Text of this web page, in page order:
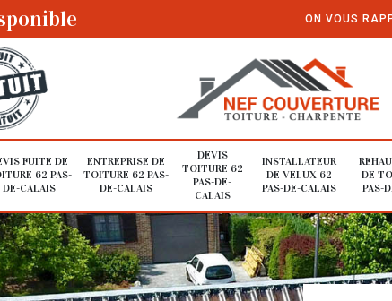
ON VOUS
FUITE DE
62 PAS-
DE-CALAIS
ENTREPRISE DE
TOITURE 62 PAS-
DE-CALAIS
DEVIS
TOITURE 62
PAS-DE-
CALAIS
INSTALLATEUR
DE VELUX 62
PAS-DE-CALAIS
DE
PAS-